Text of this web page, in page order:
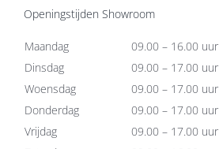
Openingstijden Showroom
Maandag
09.00 – 16.00 uur
Dinsdag
09.00 – 17.00 uur
Woensdag
09.00 – 17.00 uur
Donderdag
09.00 – 17.00 uur
Vrijdag
09.00 – 17.00 uur